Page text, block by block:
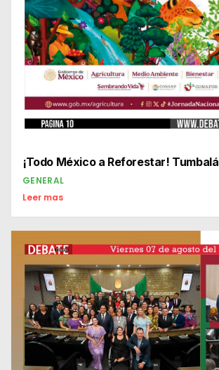
¡Todo México a Reforestar! Tumbalá
GENERAL
Leer mas